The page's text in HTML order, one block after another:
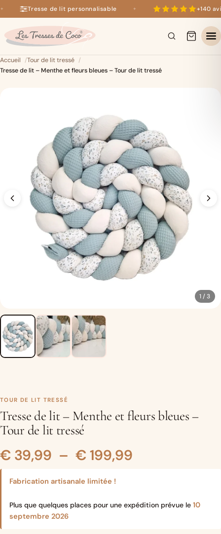
+140 avis 5 étoiles sur Google
Tresse de lit personnalisable +140
Accueil
Tour de lit tressé
Tresse de lit – Menthe et fleurs bleues – Tour de lit tressé
1 / 3
TOUR DE LIT TRESSÉ
Tresse de lit – Menthe et fleurs bleues –
Tour de lit tressé
€ 39,99 – € 199,99
prix :
Fabrication artisanale limitée !
Plus que quelques places pour une expédition prévue le 10
septembre 2026